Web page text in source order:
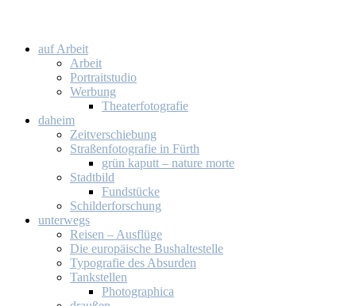
auf Ar­beit
Ar­beit
Por­trait­stu­dio
Wer­bung
Thea­ter­fo­to­gra­fie
da­heim
Zeit­ver­schie­bung
Stra­ßen­fo­to­gra­fie in Fürth
grün ka­putt – na­tu­re mor­te
Stadt­bild
Fund­stü­cke
Schil­der­for­schung
un­ter­wegs
Rei­sen – Aus­flü­ge
Die eu­ro­päi­sche Bus­hal­te­stel­le
Ty­po­gra­fie des Ab­sur­den
Tank­stel­len
Pho­to­gra­phi­ca